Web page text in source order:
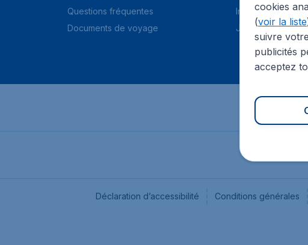
Questions fréquentes
Documents de voyage
Information Légale
Jobs
Déclaration d’accessibilité Conditions générales
cookies
(voir la liste
suivre
publicités
acceptez